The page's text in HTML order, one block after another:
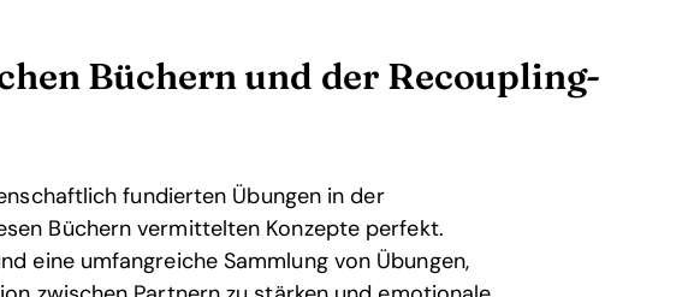
Büchern und der Recoupling-
fundierten Übungen in der
Büchern vermittelten Konzepte perfekt.
eine umfangreiche Sammlung von Übungen,